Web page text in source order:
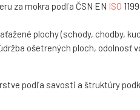
za mokra podľa ČSN EN ISO
plochy (schody, chodby,
ošetrených ploch, odolnosť
podľa savosti a štruktúry